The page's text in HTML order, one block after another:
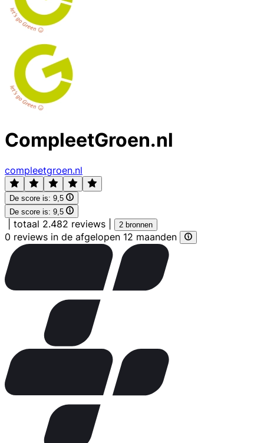
CompleetGroen.nl
compleetgroen.nl
De score is: 9,5
De score is: 9,5
totaal 2.482 reviews 2 bronnen
0 reviews in de afgelopen 12 maanden